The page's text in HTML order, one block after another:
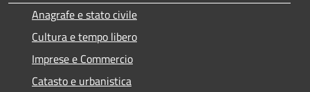
Anagrafe e stato civile
Cultura e tempo libero
Imprese e Commercio
Catasto e urbanistica